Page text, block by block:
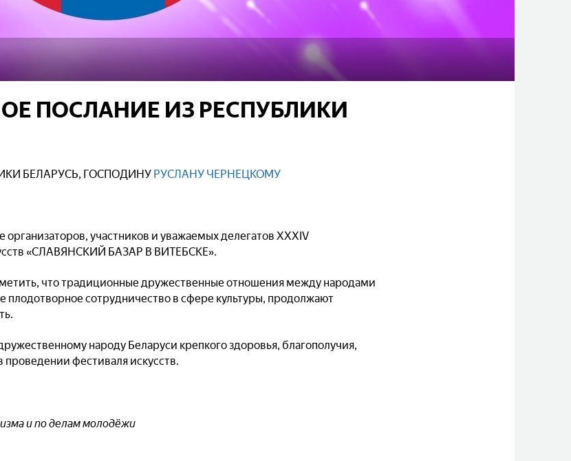
ПОСЛАНИЕ ИЗ РЕСПУБЛИКИ
БЕЛАРУСЬ, ГОСПОДИНУ РУСЛАНУ ЧЕРНЕЦКОМУ
организаторов, участников и уважаемых делегатов XXXIV
«СЛАВЯНСКИЙ БАЗАР В ВИТЕБСКЕ».
что традиционные дружественные отношения между народами
плодотворное сотрудничество в сфере культуры, продолжают
народу Беларуси крепкого здоровья, благополучия,
фестиваля искусств.
и по делам молодёжи